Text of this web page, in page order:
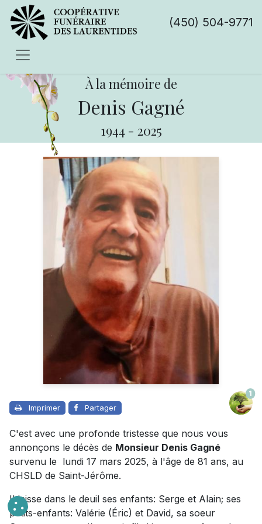
(450) 504-9771
À la mémoire de
Denis Gagné
1944 - 2025
Imprimer Partager
1
C'est avec une profonde tristesse que nous vous
annonçons le décès de Monsieur Denis Gagné
survenu le lundi 17 mars 2025, à l'âge de 81 ans, au
CHSLD de Saint-Jérôme.
Il laisse dans le deuil ses enfants: Serge et Alain; ses
petits-enfants: Valérie (Éric) et David, sa soeur